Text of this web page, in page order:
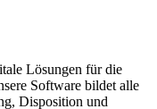
Lösungen für die
Software bildet alle
Disposition und